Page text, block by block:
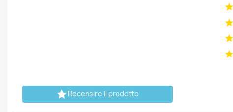




Recensire il prodotto